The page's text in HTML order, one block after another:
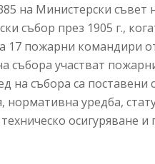
на Министерски съвет
събор през 1905 г.,
17 пожарни командири
събора участват
на събора са
нормативна уредба,
осигуряване